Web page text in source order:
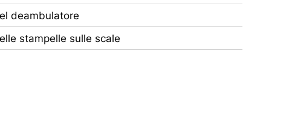
deambulatore
stampelle sulle scale